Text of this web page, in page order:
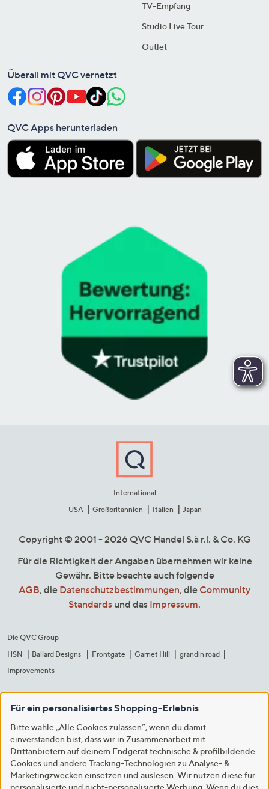
TV-Empfang
Studio Live Tour
Outlet
Überall mit QVC vernetzt
QVC Apps herunterladen
International
USA
Großbritannien Italien Japan
Copyright © 2001 - 2026 QVC Handel S.à r.l. & Co. KG
Für die Richtigkeit der Angaben übernehmen wir keine
Gewähr. Bitte beachte auch folgende
AGB, die Datenschutzbestimmungen, die Community
Standards und das Impressum.
Die QVC Group
HSN
Ballard Designs Frontgate Garnet Hill
grandin road
Improvements
Für ein personalisiertes Shopping-Erlebnis
Bitte wähle „Alle Cookies zulassen“, wenn du damit
einverstanden bist, dass wir in Zusammenarbeit mit
Drittanbietern auf deinem Endgerät technische & profilbildende
Cookies und andere Tracking-Technologien zu Analyse- &
Marketingzwecken einsetzen und auslesen. Wir nutzen diese für
personalisierte und nicht-personalisierte Werbung. Wenn du dies